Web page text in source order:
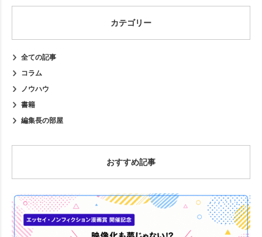
カテゴリー
全ての記事
コラム
ノウハウ
書籍
編集長の部屋
おすすめ記事